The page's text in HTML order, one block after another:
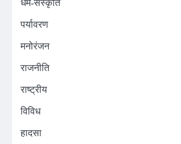
धर्म-संस्कृति
पर्यावरण
मनोरंजन
राजनीति
राष्ट्रीय
विविध
हादसा